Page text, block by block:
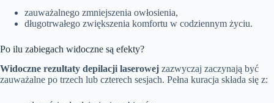
zauważalnego zmniejszenia owłosienia,
długotrwałego zwiększenia komfortu w codziennym życiu.
Po ilu zabiegach widoczne są efekty?
Widoczne rezultaty depilacji laserowej zazwyczaj zaczynają być
zauważalne po trzech lub czterech sesjach. Pełna kuracja składa się z: